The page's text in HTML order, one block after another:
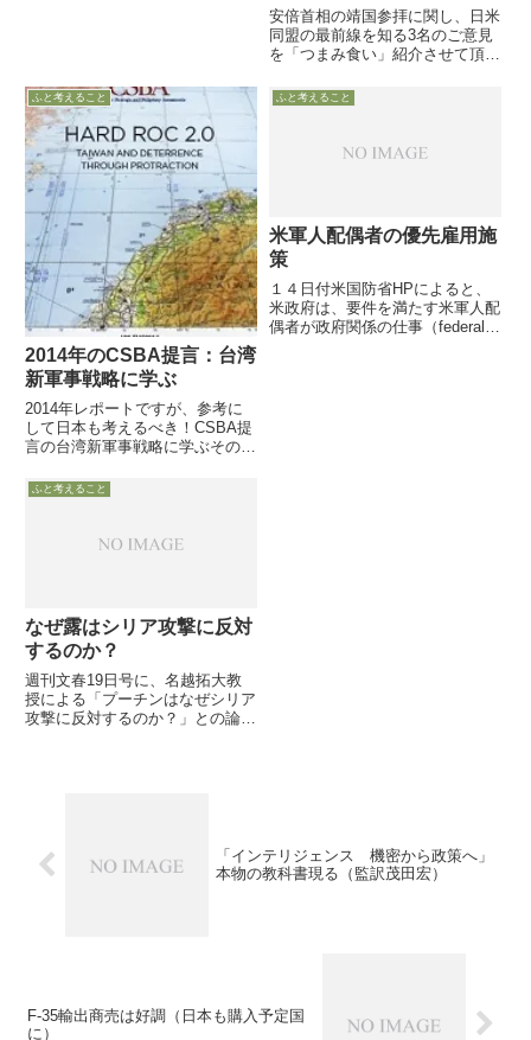
安倍首相の靖国参拝に関し、日米
同盟の最前線を知る3名のご意見
を「つまみ食い」紹介させて頂き
様な批判や反論を覚悟の上で、苦
悩し迷いながらも「あえて世に問
る文章ですが・・・
ふと考えること
2014年のCSBA提言：台湾
新軍事戦略に学ぶ
2014年レポートですが、参考に
して日本も考えるべき！CSBA提
言の台湾新軍事戦略に学ぶその
空軍へ→その３：各論：陸軍と新
分野→CSBAの台湾への提言総論
で今後国防費を増加しても...
ふと考えること
米軍人配偶者の優先雇用施
策
１４日付米国防省HPによると、
米政府は、要件を満たす米軍人配
偶者が政府関係の仕事（federal
ふと考えること
なぜ露はシリア攻撃に反対
するのか？
週刊文春19日号に、名越拓大教
授による「プーチンはなぜシリア
攻撃に反対するのか？」との論考
「インテリジェンス 機密から政策へ」
本物の教科書現る（監訳茂田宏）
F-35輸出商売は好調（日本も購入予定国
に）